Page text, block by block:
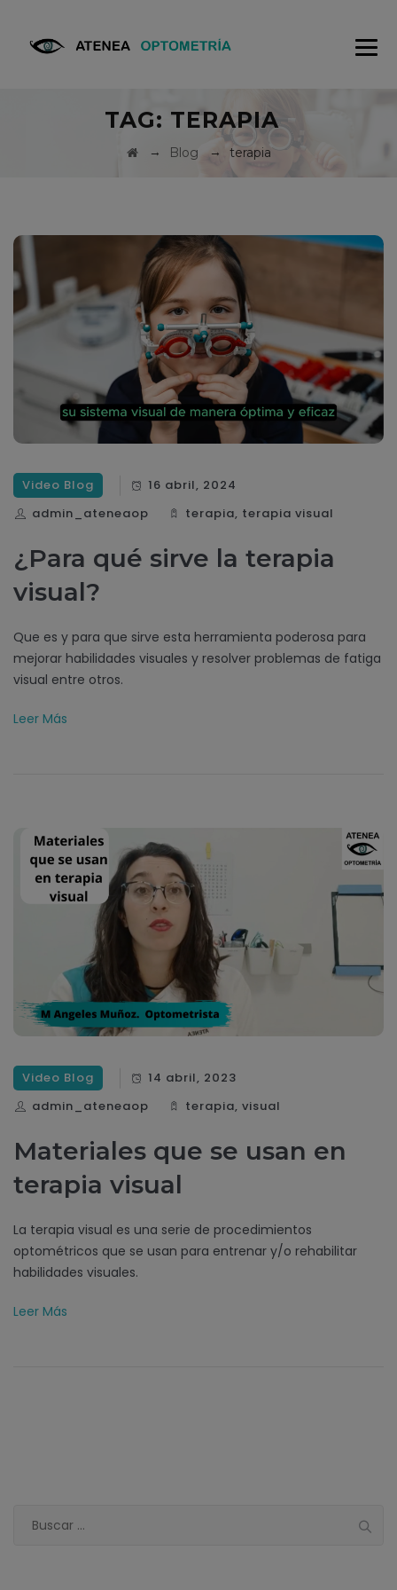
TAG: TERAPIA
→ Blog → terapia
Video Blog
16 abril, 2024
admin_ateneaop
terapia, terapia visual
¿Para qué sirve la terapia
visual?
Que es y para que sirve esta herramienta poderosa para
mejorar habilidades visuales y resolver problemas de fatiga
visual entre otros.
Leer Más
Video Blog
14 abril, 2023
admin_ateneaop
terapia, visual
Materiales que se usan en
terapia visual
La terapia visual es una serie de procedimientos
optométricos que se usan para entrenar y/o rehabilitar
habilidades visuales.
Leer Más